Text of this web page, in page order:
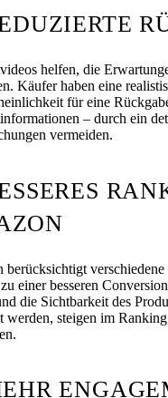
helfen, die
Käufer haben eine
für eine
– durch ein
vermeiden.
berücksichtigt
einer besseren
die Sichtbarkeit des
werden, steigen im